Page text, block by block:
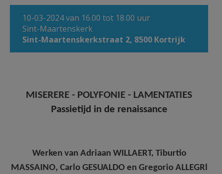
AANMELDEN OF REGISTREREN
10-03-2024 van 16.00 tot 18.00 uur
Sint-Maartenskerk
Sint-Maartenskerkstraat 2, 8500 Kortrijk
MISERERE - POLYFONIE - LAMENTATIES
Passietijd in de renaissance
Werken van Adriaan WILLAERT, Tiburtio
MASSAINO, Carlo GESUALDO en Gregorio ALLEGRl